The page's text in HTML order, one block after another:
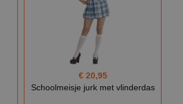
€ 20,95
Schoolmeisje jurk met vlinderdas